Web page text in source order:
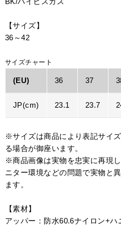
【サイズ】
36～42
サイズチャート
(EU) 36 37
JP(cm) 23.1 23.7
※サイズは商品により表記サイ
る場合が御座います。
※商品画像は実物を忠実に再現
ニター環境などの問題で実物と
ます。
【素材】
アッパー：防水60.6ナイロン+ハ